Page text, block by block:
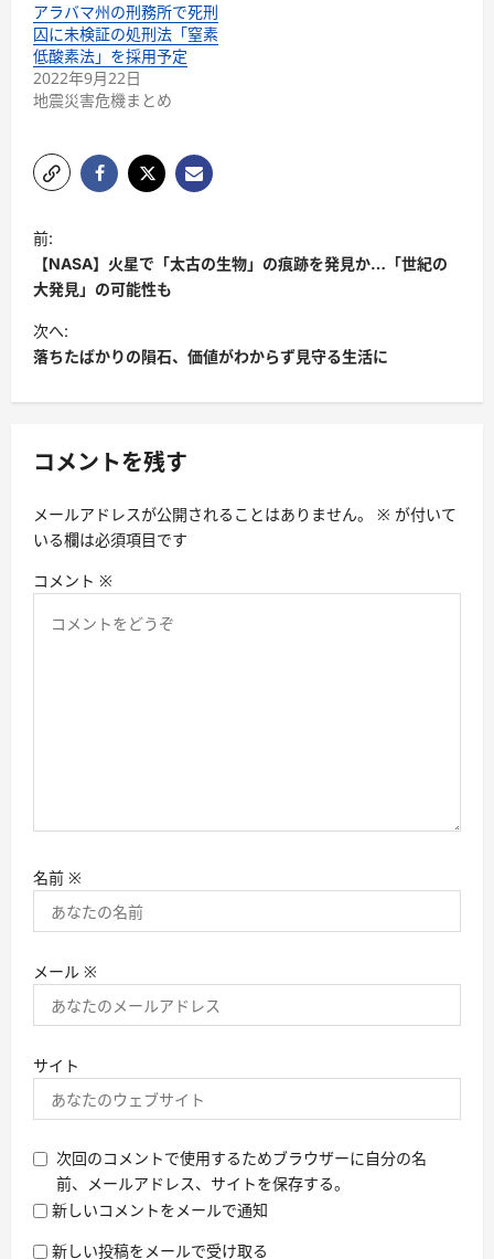
アラバマ州の刑務所で死刑
囚に未検証の処刑法「窒素
低酸素法」を採用予定
2022年9月22日
地震災害危機まとめ
前:
【NASA】火星で「太古の生物」の痕跡を発見か…「世紀の
大発見」の可能性も
次へ:
落ちたばかりの隕石、価値がわからず見守る生活に
コメントを残す
メールアドレスが公開されることはありません。 ※ が付いて
いる欄は必須項目です
コメント ※
名前 ※
メール ※
サイト
次回のコメントで使用するためブラウザーに自分の名
前、メールアドレス、サイトを保存する。
新しいコメントをメールで通知
新しい投稿をメールで受け取る